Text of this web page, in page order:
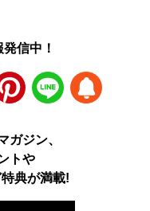
信中！
LINE
ガジン、
トや
典が満載!